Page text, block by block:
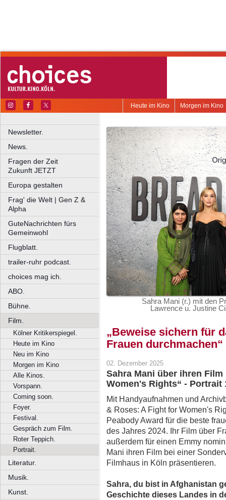
Morgen im Kino
Heute im Kino
Newsletter.
News.
Fragen der Zeit
Zukunft JETZT
Europa gestalten
Frag' die Welt | Gen Z &
Alpha
GuteNachrichten fürs
Gemeinwohl
Flugblatt.
trailer-ruhr podcast.
choices mag ich.
ABO.
Bühne.
Film.
Kölner Kritikerspiegel.
Heute im Kino
Neu im Kino
Morgen im Kino
Alle Kinos.
Vorspann.
Coming soon.
Foyer.
Festival.
Gespräch zum Film.
Roter Teppich.
Portrait.
Literatur.
Musik.
Kunst.
Sahra Mani (r.) mit den
Lawrence u. Justine
„Beweise sichern für
Frauen durchmachen“
02. Dezember 2025
Sahra Mani über ihren
Women's Rights“ - Portrait
Mit Handyaufnahmen und
& Roses: A Fight for Women's
Peabody Award für die beste
des Jahres 2024. Ihr Film über
außerdem für einen Emmy
Mani ihren Film bei einer
Filmhaus in Köln präsentieren.
Sahra, du bist in Afghanistan
Geschichte dieses Landes in